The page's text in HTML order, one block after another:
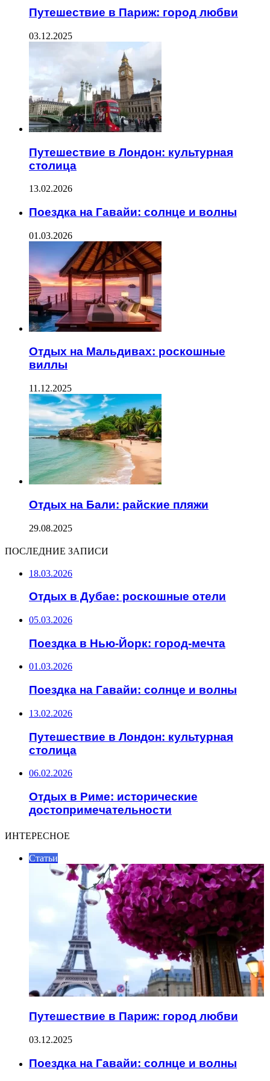
Путешествие в Париж: город любви
03.12.2025
Путешествие в Лондон: культурная
столица
13.02.2026
Поездка на Гавайи: солнце и волны
01.03.2026
Отдых на Мальдивах: роскошные
виллы
11.12.2025
Отдых на Бали: райские пляжи
29.08.2025
ПОСЛЕДНИЕ ЗАПИСИ
18.03.2026
Отдых в Дубае: роскошные отели
05.03.2026
Поездка в Нью-Йорк: город-мечта
01.03.2026
Поездка на Гавайи: солнце и волны
13.02.2026
Путешествие в Лондон: культурная
столица
06.02.2026
Отдых в Риме: исторические
достопримечательности
ИНТЕРЕСНОЕ
Статьи
Путешествие в Париж: город любви
03.12.2025
Поездка на Гавайи: солнце и волны